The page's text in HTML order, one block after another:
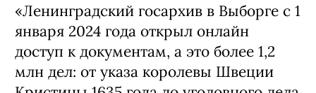
«Ленинградский госархив в Выборге с 1
января 2024 года открыл онлайн
доступ к документам, а это более 1,2
млн дел: от указа королевы Швеции